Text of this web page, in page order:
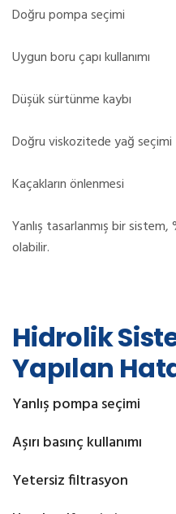
Doğru pompa seçimi
Uygun boru çapı kullanımı
Düşük sürtünme kaybı
Doğru viskozitede yağ seçimi
Kaçakların önlenmesi
Yanlış tasarlanmış bir sistem,
olabilir.
Hidrolik
Yapılan
Yanlış pompa seçimi
Aşırı basınç kullanımı
Yetersiz filtrasyon